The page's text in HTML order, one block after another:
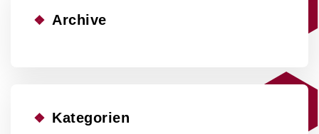
Archive
Kategorien